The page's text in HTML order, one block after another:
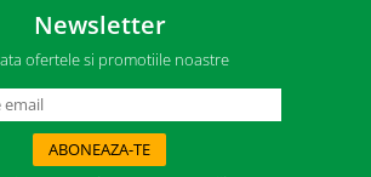
Newsletter
ofertele si promotiile noastre